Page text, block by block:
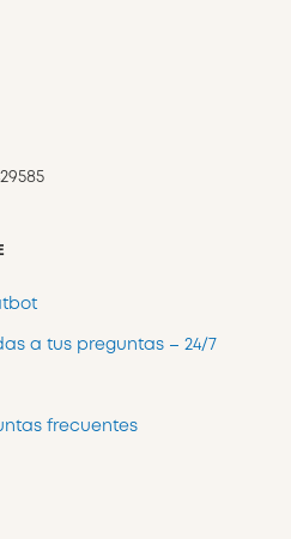
a tus preguntas – 24/7
frecuentes